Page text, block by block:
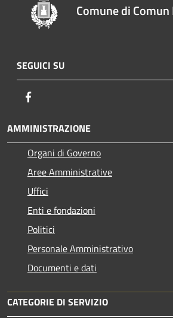
Comune di
SEGUICI SU
AMMINISTRAZIONE
Organi di Governo
Aree Amministrative
Uffici
Enti e fondazioni
Politici
Personale Amministrativo
Documenti e dati
CATEGORIE DI SERVIZIO